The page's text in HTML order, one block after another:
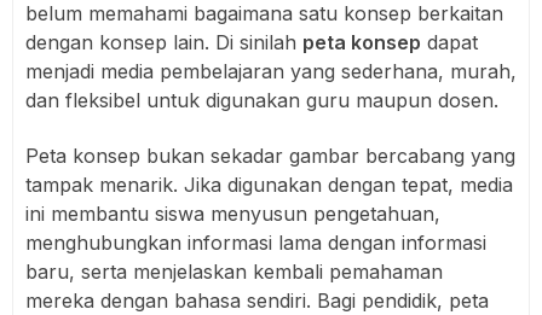
belum memahami bagaimana satu konsep berkaitan
dengan konsep lain. Di sinilah peta konsep dapat
menjadi media pembelajaran yang sederhana, murah,
dan fleksibel untuk digunakan guru maupun dosen.
Peta konsep bukan sekadar gambar bercabang yang
tampak menarik. Jika digunakan dengan tepat, media
ini membantu siswa menyusun pengetahuan,
menghubungkan informasi lama dengan informasi
baru, serta menjelaskan kembali pemahaman
mereka dengan bahasa sendiri. Bagi pendidik, peta